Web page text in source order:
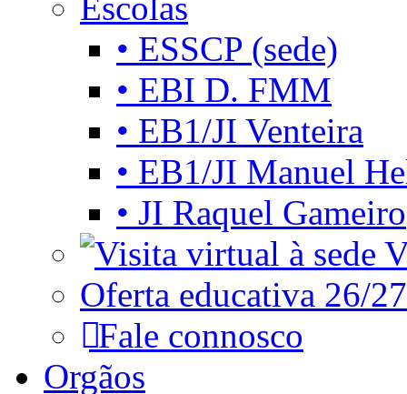
Escolas
• ESSCP (sede)
• EBI D. FMM
• EB1/JI Venteira
• EB1/JI Manuel
• JI Raquel Gameiro
Oferta educativa 26/27
Fale connosco
Orgãos